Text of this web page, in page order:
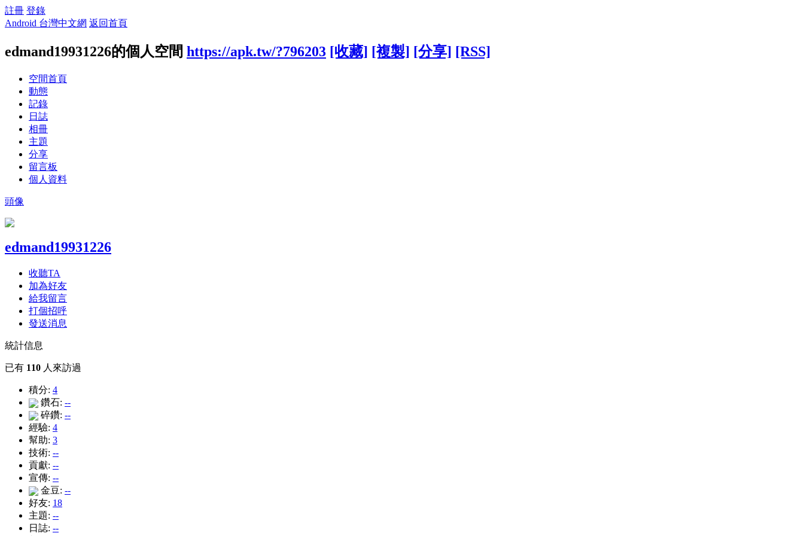
註冊 登錄
Android 台灣中文網 返回首頁
edmand19931226的個人空間 https://apk.tw/?796203 [收藏] [複製] [分享] [RSS]
空間首頁
動態
記錄
日誌
相冊
主題
分享
留言板
個人資料
頭像
edmand19931226
收聽TA
加為好友
給我留言
打個招呼
發送消息
統計信息
已有 110 人來訪過
積分: 4
鑽石: --
碎鑽: --
經驗: 4
幫助: 3
技術: --
貢獻: --
宣傳: --
金豆: --
好友: 18
主題: --
日誌: --